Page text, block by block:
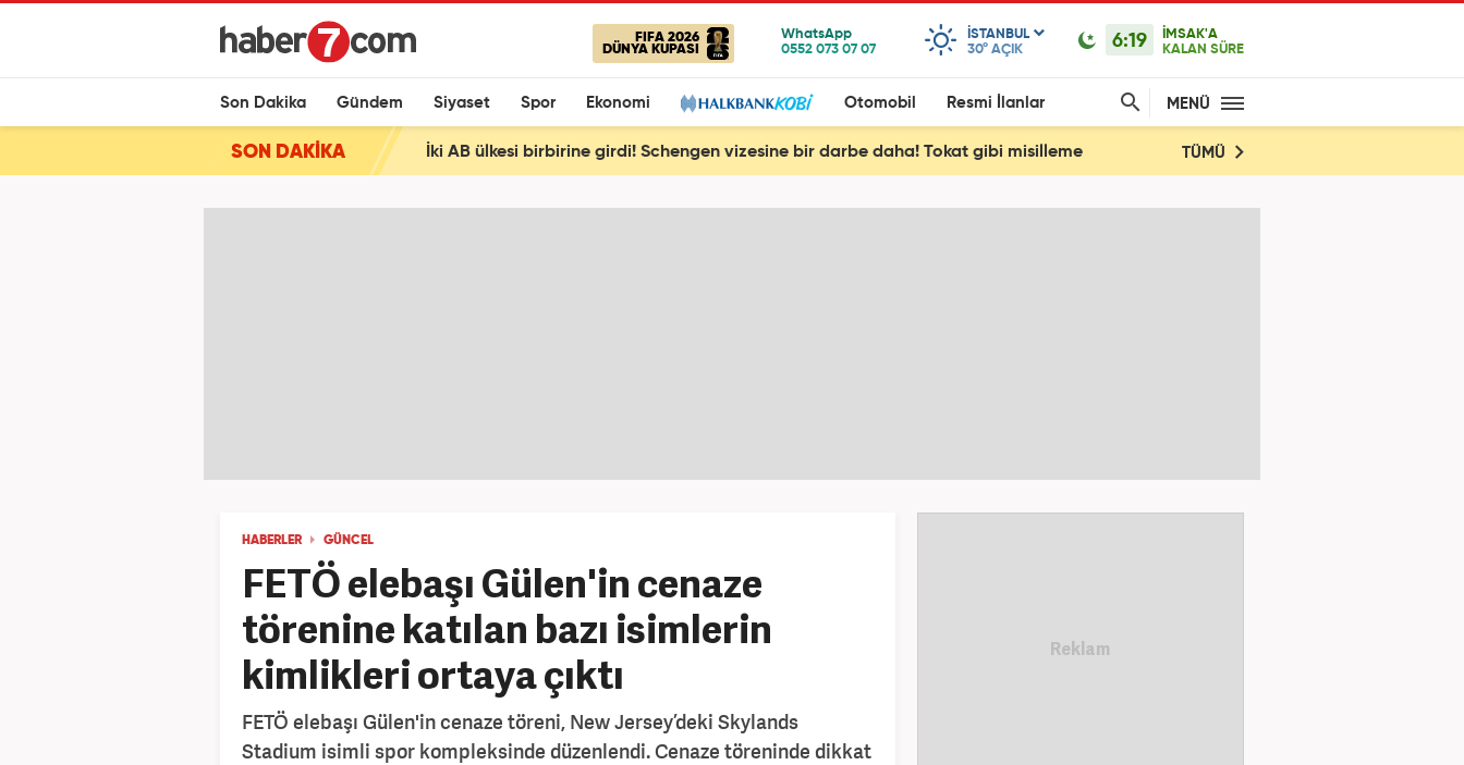
FIFA 2026
DÜNYA KUPASI
ISTANBUL
30° AÇIK 6:19
İMSAK'A
KALAN SÜRE
Son Dakika Gündem Siyaset Spor Ekonomi Otomobil Resmi İlanlar MENÜ
SON DAKİKA İki AB ülkesi birbirine girdi! Schengen vizesine bir darbe daha! Tokat gibi misilleme TÜMÜ
HABERLER GÜNCEL
FETÖ elebaşı Gülen'in cenaze
törenine katılan bazı isimlerin
kimlikleri ortaya çıktı
FETÖ elebaşı Gülen'in cenaze töreni, New Jersey’deki Skylands
Stadium isimli spor kompleksinde düzenlendi. Cenaze töreninde dikkat